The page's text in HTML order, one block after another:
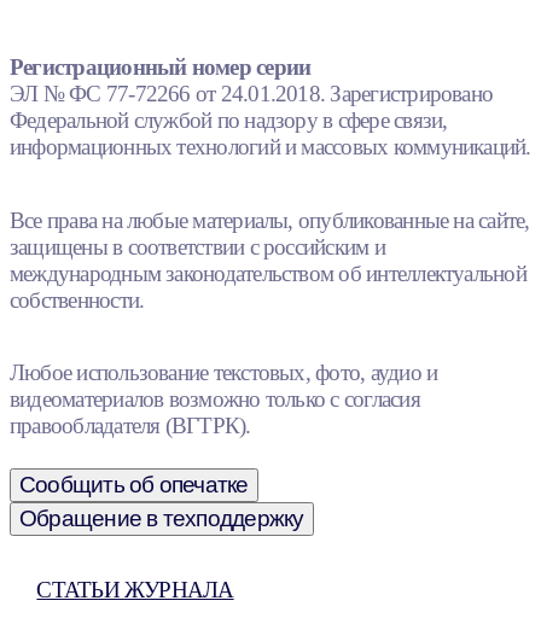
Регистрационный номер серии
ЭЛ № ФС 77-72266 от 24.01.2018. Зарегистрировано
Федеральной службой по надзору в сфере связи,
информационных технологий и массовых коммуникаций.
Все права на любые материалы, опубликованные на сайте,
защищены в соответствии с российским и
международным законодательством об интеллектуальной
собственности.
Любое использование текстовых, фото, аудио и
видеоматериалов возможно только с согласия
правообладателя (ВГТРК).
Сообщить об опечатке
Обращение в техподдержку
СТАТЬИ ЖУРНАЛА